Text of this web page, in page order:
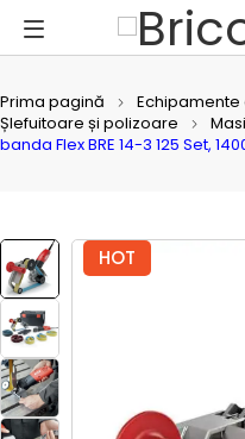
Prima pagină
Șlefuitoare și polizoare
banda Flex BRE 14-3 125 Set,
HOT